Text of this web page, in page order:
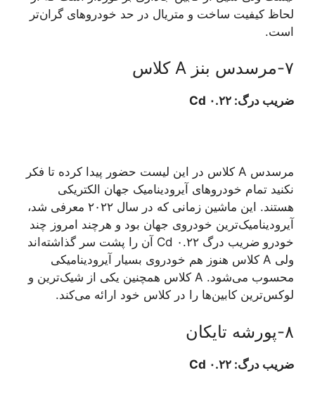
لحاظ کیفیت ساخت و متریال در حد خودروهای گران‌تر
است.
۷-مرسدس بنز A کلاس
ضریب درگ: ۰.۲۲ Cd
مرسدس A کلاس در این لیست حضور پیدا کرده تا فکر
نکنید تمام خودروهای آیرودینامیک جهان الکتریکی
هستند. این ماشین زمانی که در سال ۲۰۲۲ معرفی شد،
آیرودینامیک‌ترین خودروی جهان بود و هرچند امروز چند
خودرو ضریب درگ ۰.۲۲ Cd آن را پشت سر گذاشته‌اند
ولی A کلاس هنوز هم خودروی بسیار آیرودینامیکی
محسوب می‌شود. A کلاس همچنین یکی از شیک‌ترین و
لوکس‌ترین کابین‌ها را در کلاس خود ارائه می‌کند.
۸-پورشه تایکان
ضریب درگ: ۰.۲۲ Cd